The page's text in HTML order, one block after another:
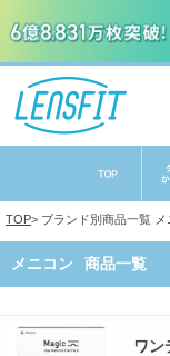
TOP> ブランド別商品一覧
メニコン 商品一覧
ワン